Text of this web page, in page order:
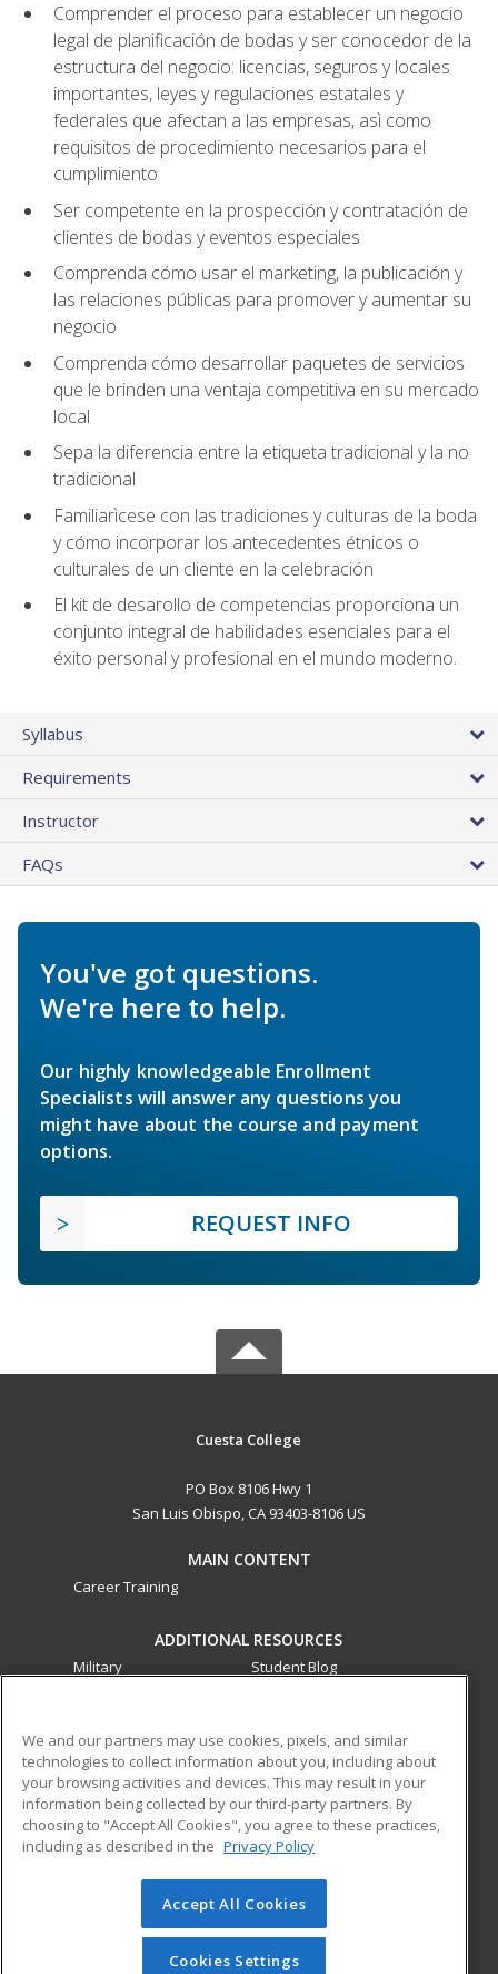
Comprender el proceso para establecer un negocio
legal de planificación de bodas y ser conocedor de la
estructura del negocio: licencias, seguros y locales
importantes, leyes y regulaciones estatales y
federales que afectan a las empresas, asì como
requisitos de procedimiento necesarios para el
cumplimiento
Ser competente en la prospección y contratación de
clientes de bodas y eventos especiales
Comprenda cómo usar el marketing, la publicación y
las relaciones públicas para promover y aumentar su
negocio
Comprenda cómo desarrollar paquetes de servicios
que le brinden una ventaja competitiva en su mercado
local
Sepa la diferencia entre la etiqueta tradicional y la no
tradicional
Familiarìcese con las tradiciones y culturas de la boda
y cómo incorporar los antecedentes étnicos o
culturales de un cliente en la celebración
El kit de desarollo de competencias proporciona un
conjunto integral de habilidades esenciales para el
éxito personal y profesional en el mundo moderno.
Syllabus
Requirements
Instructor
FAQs
You've got questions.
We're here to help.
Our highly knowledgeable Enrollment
Specialists will answer any questions you
might have about the course and payment
options.
REQUEST INFO
Cuesta College
PO Box 8106 Hwy 1
San Luis Obispo, CA 93403-8106 US
MAIN CONTENT
Career Training
ADDITIONAL RESOURCES
Military
Student Blog
ed2go partners with this academic institution to provide
best-in-class non-credit online continuing education courses
that empower today’s workforce with relevant and
transferable skills needed for career growth in high-demand
© 2026 ed2go, a division of Cengage Learning. All rights
reserved. The material on this site cannot be reproduced or
redistributed unless you have obtained prior written
We and our partners may use cookies, pixels, and similar
technologies to collect information about you, including about
your browsing activities and devices. This may result in your
information being collected by our third-party partners. By
choosing to "Accept All Cookies", you agree to these practices,
including as described in the Privacy Policy
Accept All Cookies
Cookies Settings